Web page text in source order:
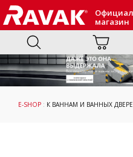
магазин
E-SHOP : К ВАННАМ И ВАННЫХ